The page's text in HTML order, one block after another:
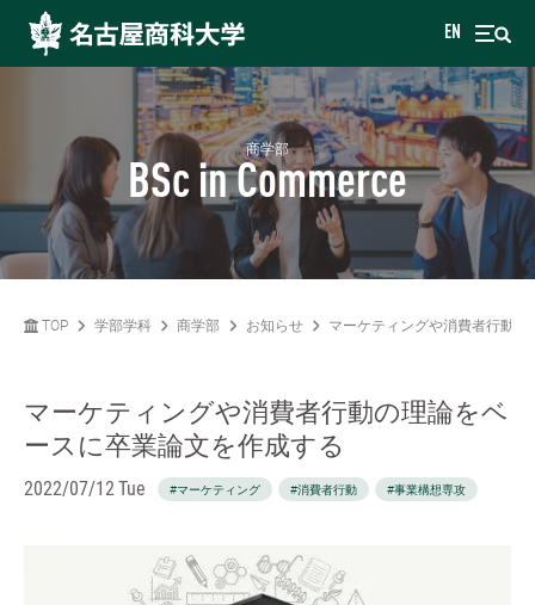
EN
商学部
BSc in Commerce
TOP 学部学科 商学部 お知らせ マーケティングや消費者行動
マーケティングや消費者行動の理論をベ
ースに卒業論文を作成する
2022/07/12 Tue #マーケティング #消費者行動 #事業構想専攻